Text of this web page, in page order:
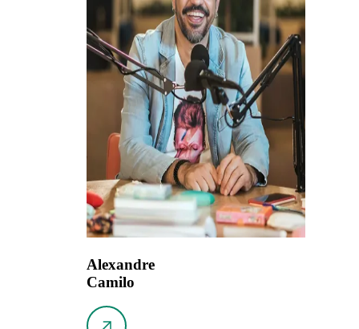
Alexandre
Camilo